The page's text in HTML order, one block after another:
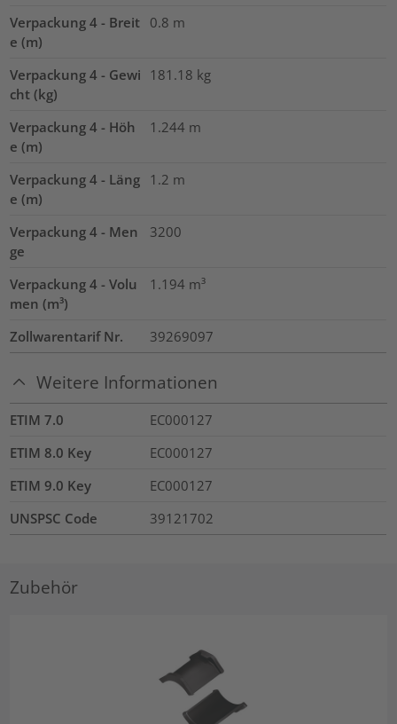
Verpackung 4 - Breit
e (m)
0.8 m
Verpackung 4 - Gewi
cht (kg)
181.18 kg
Verpackung 4 - Höh
e (m)
1.244 m
Verpackung 4 - Läng
e (m)
1.2 m
Verpackung 4 - Men
ge
3200
Verpackung 4 - Volu
men (m³)
1.194 m³
Zollwarentarif Nr. 39269097
Weitere Informationen
ETIM 7.0
EC000127
ETIM 8.0 Key
EC000127
ETIM 9.0 Key
EC000127
UNSPSC Code
39121702
Zubehör